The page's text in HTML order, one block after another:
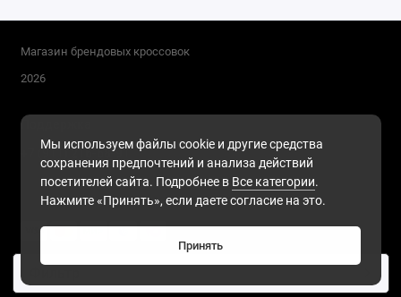
Мы используем файлы cookie и другие средства
сохранения предпочтений и анализа действий
посетителей сайта. Подробнее в Все категории.
Нажмите «Принять», если даете согласие на это.
Принять
Магазин брендовых кроссовок
2026
Поддержка
+7 (911) 216-68-91
Будни, с 10.00 до 17.00